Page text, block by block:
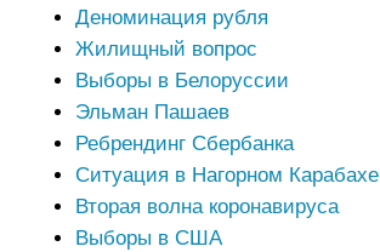
Деноминация рубля
Жилищный вопрос
Выборы в Белоруссии
Эльман Пашаев
Ребрендинг Сбербанка
Ситуация в Нагорном Карабахе
Вторая волна коронавируса
Выборы в США